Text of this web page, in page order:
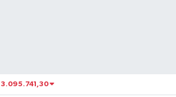
3.095.741,30